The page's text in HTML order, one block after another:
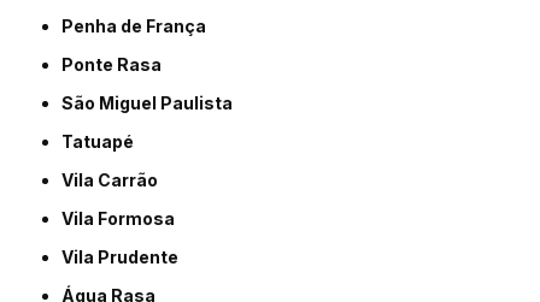
Penha de França
Ponte Rasa
São Miguel Paulista
Tatuapé
Vila Carrão
Vila Formosa
Vila Prudente
Água Rasa